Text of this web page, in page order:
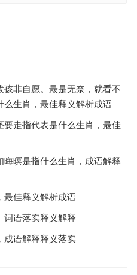
非自愿。最是无奈，就看不
么生肖，最佳释义解析成语
走指代表是什么生肖，最佳
暝是指什么生肖，成语解释
最佳释义解析成语
词语落实释义解释
成语解释释义落实